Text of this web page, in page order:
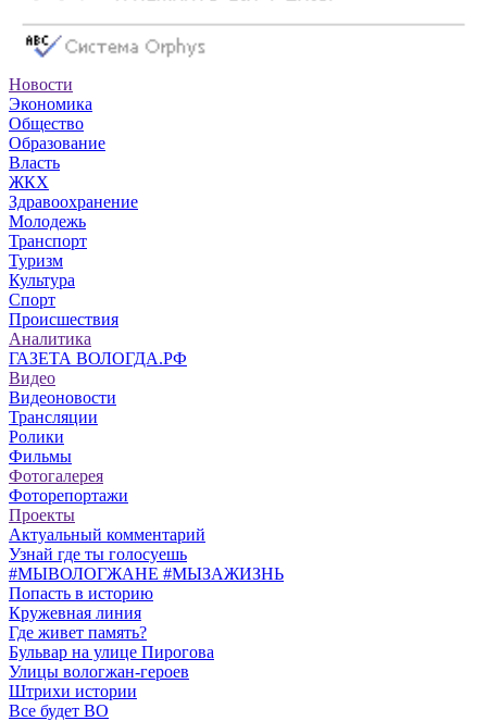
Новости
Экономика
Общество
Образование
Власть
ЖКХ
Здравоохранение
Молодежь
Транспорт
Туризм
Культура
Спорт
Происшествия
Аналитика
ГАЗЕТА ВОЛОГДА.РФ
Видео
Видеоновости
Трансляции
Ролики
Фильмы
Фотогалерея
Фоторепортажи
Проекты
Актуальный комментарий
Узнай где ты голосуешь
#МЫВОЛОГЖАНЕ #МЫЗАЖИЗНЬ
Попасть в историю
Кружевная линия
Где живет память?
Бульвар на улице Пирогова
Улицы вологжан-героев
Штрихи истории
Все будет ВО